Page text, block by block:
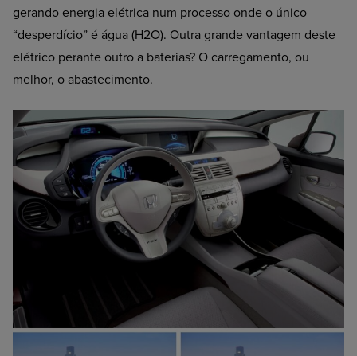
gerando energia elétrica num processo onde o único
“desperdício” é água (H2O). Outra grande vantagem deste
elétrico perante outro a baterias? O carregamento, ou
melhor, o abastecimento.